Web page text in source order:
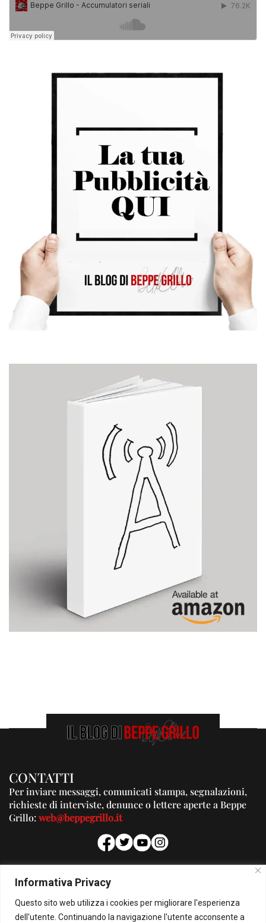
Informativa Privacy
Questo sito web utilizza i cookies per migliorare l'esperienza
dell'utente. Continuando la navigazione l'utente acconsente a
CONTATTI
Per inviare messaggi, comunicati stampa, segnalazioni,
richieste di interviste, denunce o lettere aperte a Beppe
Grillo:web@beppegrillo.it
PUBBLICITA'
Per la tua pubblicità su questo Blog:
pubblicita@beppegrillo.it